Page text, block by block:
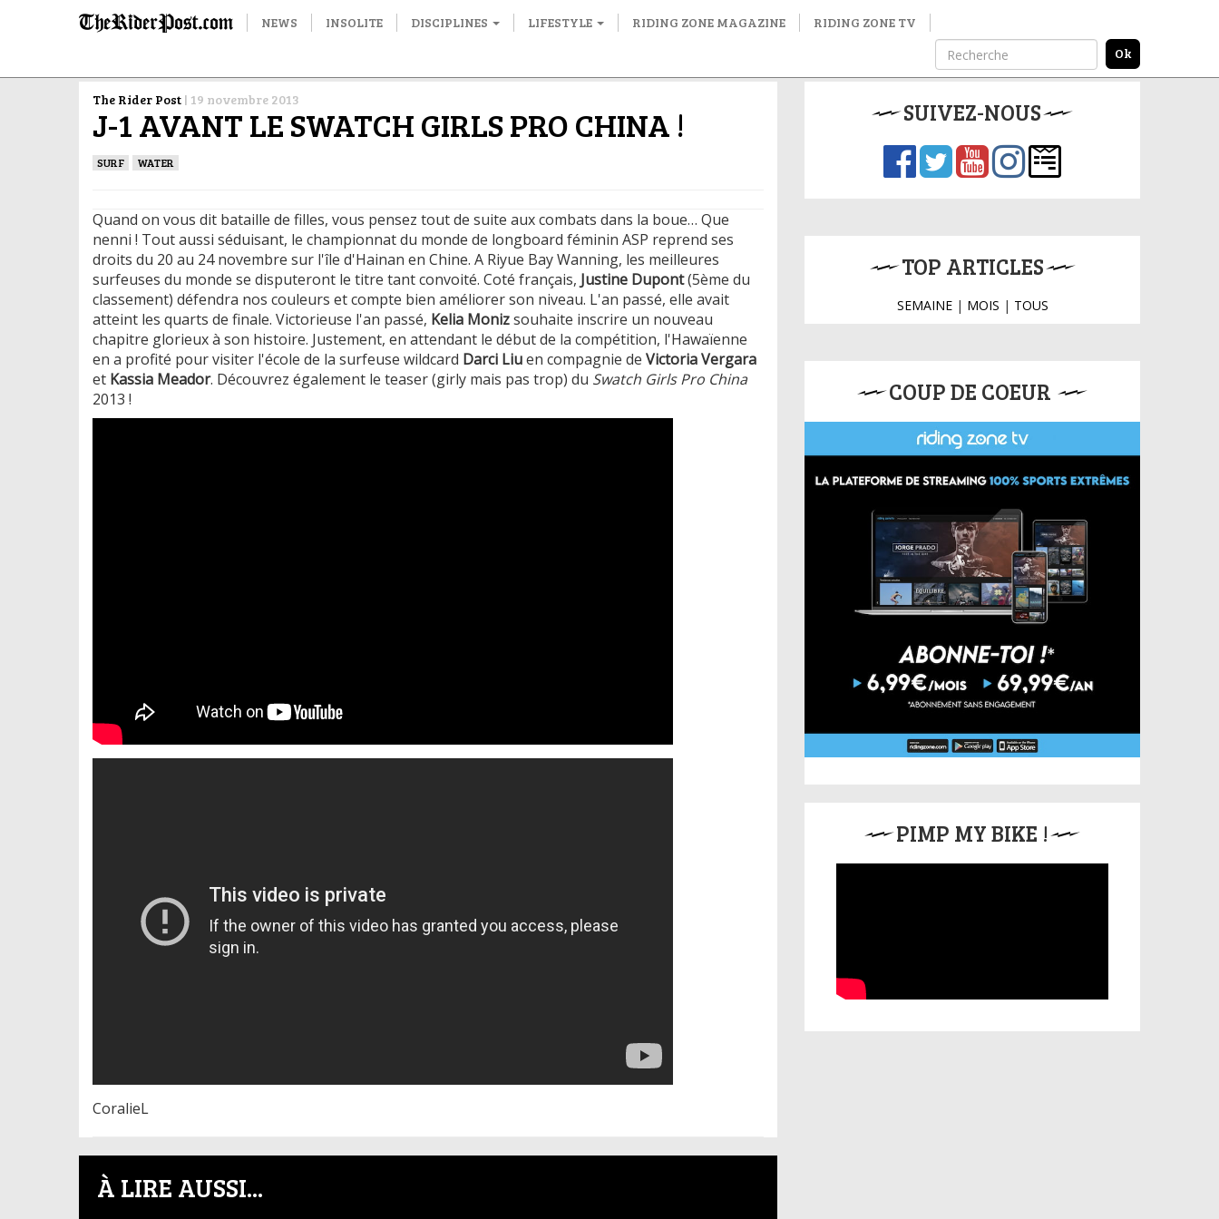
NEWS INSOLITE DISCIPLINES LIFESTYLE RIDING ZONE MAGAZINE RIDING ZONE TV
The Rider Post | 19 novembre 2013
J-1 AVANT LE SWATCH GIRLS PRO CHINA !
SURF WATER
Quand on vous dit bataille de filles, vous pensez tout de suite aux combats dans la boue… Que
nenni ! Tout aussi séduisant, le championnat du monde de longboard féminin ASP reprend ses
droits du 20 au 24 novembre sur l'île d'Hainan en Chine. A Riyue Bay Wanning, les meilleures
surfeuses du monde se disputeront le titre tant convoité. Coté français, Justine Dupont(5ème du
classement) défendra nos couleurs et compte bien améliorer son niveau. L'an passé, elle avait
atteint les quarts de finale. Victorieuse l'an passé, Kelia Monizsouhaite inscrire un nouveau
chapitre glorieux à son histoire. Justement, en attendant le début de la compétition, l'Hawaïenne
en a profité pour visiter l'école de la surfeuse wildcard Darci Liuen compagnie de Victoria Vergara
et Kassia Meador. Découvrez également le teaser (girly mais pas trop) du Swatch Girls Pro China
2013 !
CoralieL
À LIRE AUSSI...
SUIVEZ-NOUS
TOP ARTICLES
SEMAINE| MOIS | TOUS
COUP DE COEUR
PIMP MY BIKE !